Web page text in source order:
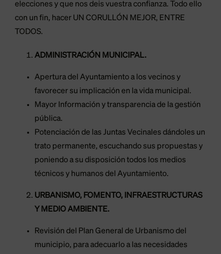
elecciones y que nos deis vuestra confianza. Todo ello
con un fin, hacer UN CORULLÓN MEJOR, ENTRE
TODOS.
ADMINISTRACIÓN MUNICIPAL.
Apertura del Ayuntamiento a los vecinos y
favorecer su implicación en la vida municipal.
Mayor Información y transparencia de la gestión
pública.
Potenciación de las Juntas Vecinales dándoles un
trato permanente, escuchando sus propuestas y
poniendo a su disposición todos los medios
técnicos y humanos del Ayuntamiento.
URBANISMO, FOMENTO, INFRAESTRUCTURAS
Y MEDIO AMBIENTE.
Revisión del Plan General de Urbanismo del
municipio, para adecuarlo a las necesidades